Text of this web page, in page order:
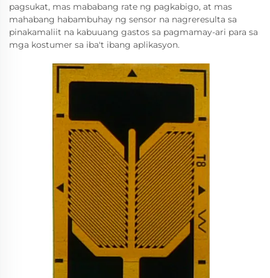
pagsukat, mas mababang rate ng pagkabigo, at mas
mahabang habambuhay ng sensor na nagreresulta sa
pinakamaliit na kabuuang gastos sa pagmamay-ari para sa
mga kostumer sa iba't ibang aplikasyon.